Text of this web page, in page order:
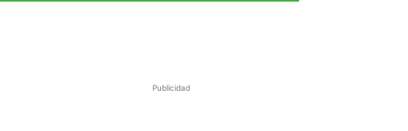
Publicidad